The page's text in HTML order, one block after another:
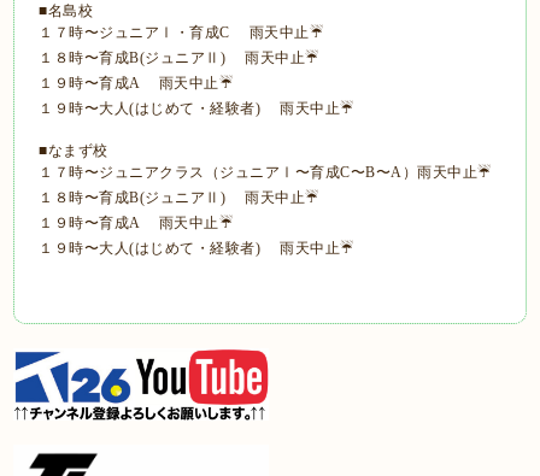
■名島校
１７時〜ジュニアⅠ・育成C 雨天中止☔
１８時〜育成B(ジュニアⅡ) 雨天中止☔
１９時〜育成A 雨天中止☔
１９時〜大人(はじめて・経験者) 雨天中止☔
■なまず校
１７時〜ジュニアクラス（ジュニアⅠ〜育成C〜B〜A）雨天中止☔
１８時〜育成B(ジュニアⅡ) 雨天中止☔
１９時〜育成A 雨天中止☔
１９時〜大人(はじめて・経験者) 雨天中止☔